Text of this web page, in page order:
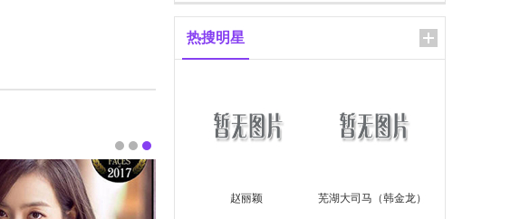
热搜明星
赵丽颖 芜湖大司马（韩金龙）